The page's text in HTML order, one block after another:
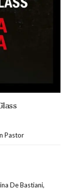
Pastor
De Bastiani,